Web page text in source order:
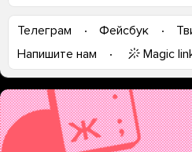
Телеграм Фейсбук
Напишите нам
Magic